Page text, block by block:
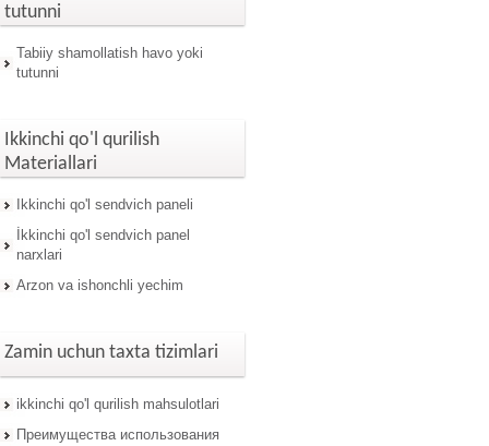
tutunni
Tabiiy shamollatish havo yoki
tutunni
Ikkinchi qo'l qurilish
Materiallari
Ikkinchi qo'l sendvich paneli
İkkinchi qo'l sendvich panel
narxlari
Arzon va ishonchli yechim
Zamin uchun taxta tizimlari
ikkinchi qo'l qurilish mahsulotlari
Преимущества использования